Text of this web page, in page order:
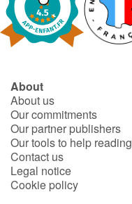
About
About us
Our commitments
Our partner publishers
Our tools to help reading
Contact us
Legal notice
Cookie policy